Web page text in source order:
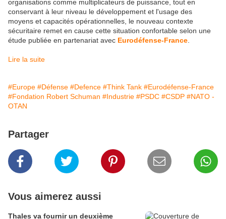
organisations comme multiplicateurs de puissance, tout en
conservant à leur niveau le développement et l'usage des
moyens et capacités opérationnelles, le nouveau contexte
sécuritaire remet en cause cette situation confortable selon une
étude publiée en partenariat avec Eurodéfense-France
Lire la suite
#Europe #Défense #Defence #Think Tank #Eurodéfense-France
#Fondation Robert Schuman #Industrie #PSDC #CSDP #NATO -
OTAN
Partager
Vous aimerez aussi
Thales va fournir un deuxième